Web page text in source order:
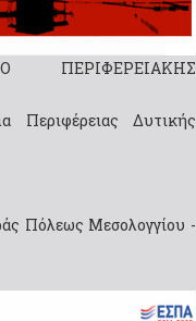
ΠΕΡΙΦΕΡΕΙΑΚΗΣ
Περιφέρειας Δυτικής
Πόλεως Μεσολογγίου -